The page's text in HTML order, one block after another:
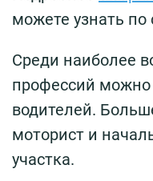
можете узнать по
Среди наиболее
профессий можно
водителей.
моторист и
участка.